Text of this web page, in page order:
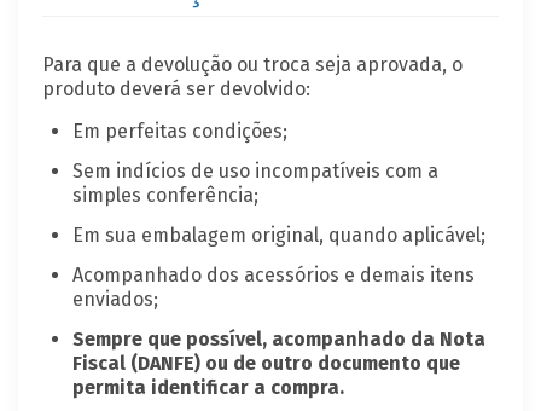
Para que a devolução ou troca seja aprovada, o
produto deverá ser devolvido:
Em perfeitas condições;
Sem indícios de uso incompatíveis com a
simples conferência;
Em sua embalagem original, quando aplicável;
Acompanhado dos acessórios e demais itens
enviados;
Sempre que possível, acompanhado da Nota
Fiscal (DANFE) ou de outro documento que
permita identificar a compra.